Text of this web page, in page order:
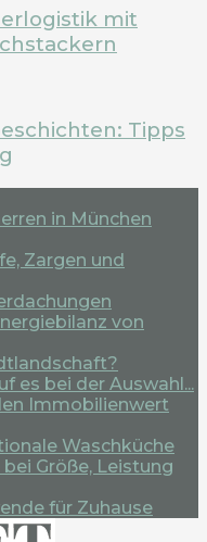
mit
Tipps
in München
Zargen und
von
es bei der Auswahl...
Immobilienwert
Waschküche
Größe, Leistung
für Zuhause